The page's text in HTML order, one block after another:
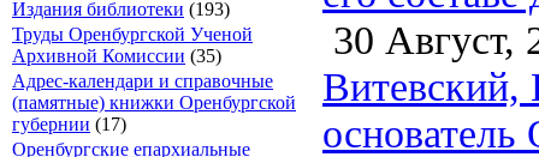
Издания библиотеки (193)
Труды Оренбургской Ученой
Архивной Комиссии (35)
Адрес-календари и справочные
(памятные) книжки Оренбургской
губернии (17)
Оренбургские епархиальные
30 Август,
Витевский,
основатель